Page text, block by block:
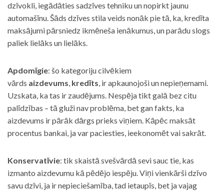
dzīvokli, iegādāties sadzīves tehniku un nopirkt jaunu
automašīnu. Šāds dzīves stila veids nonāk pie tā, ka, kredīta
maksājumi pārsniedz ikmēneša ienākumus, un parādu slogs
paliek lielāks un lielāks.
Apdomīgie: šo kategoriju cilvēkiem
vārds aizdevums, kredīts, ir apkaunojoši un nepieņemami.
Uzskata, ka tas ir zaudējums. Nespēja tikt galā bez citu
palīdzības – tā gluži nav problēma, bet gan fakts, ka
aizdevums ir pārāk dārgs prieks viņiem. Kāpēc maksāt
procentus bankai, ja var paciesties, ieekonomēt vai sakrāt.
Konservatīvie: tik skaistā svešvārdā sevi sauc tie, kas
izmanto aizdevumu kā pēdējo iespēju. Viņi vienkārši dzīvo
savu dzīvi, ja ir nepieciešamība, tad ietaupīs, bet ja vajag